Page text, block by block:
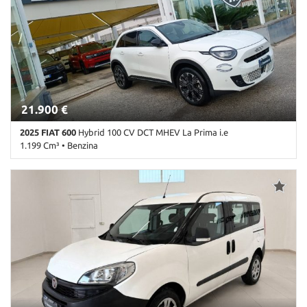
telecomandata • Climatizzatore automatico, 2 zone • Controllo
trazione • Cruise Control • ESP • Fari LED • Gancio traino • Isofix •
Lettore CD • Luci diurne • MP3 • Ruotino • Sedili sportivi •
Servosterzo • Start/Stop Automatico • USB • Vetri oscurati •
Volante in pelle • Volante multifunzione
21.900 €
2025 FIAT 600 Hybrid 100 CV DCT MHEV La Prima i.e
1.199 Cm³ • Benzina
24.400 Km • Cambio Automatico (6) • Bianco pastello • 5 Porte •
ABS • Adaptive Cruise Control • Airbag • Airbag laterali • Airbag
Passeggero • Alzacristalli elettrici • Android Auto • Antifurto •
Apple CarPlay • Autoradio • Autoradio digitale • Bluetooth •
Boardcomputer • Bracciolo • Carica per smartphone a induzione •
Cerchi in lega • Chiusura centralizzata • Climatizzatore automatico,
2 zone • Controllo automatico clima • Controllo trazione •
Controllo vocale • Cruise Control • ESP • Fari LED • Fendinebbia •
Frenata d'emergenza assistita • Immobilizzatore elettronico •
Interni in pelle • Isofix • Leve al volante • Luci diurne • MP3 •
Pacchetto sportivo • Riconoscimento dei segnali stradali •